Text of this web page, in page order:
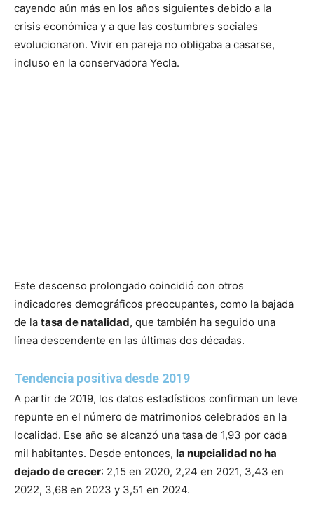
cayendo aún más en los años siguientes debido a la
crisis económica y a que las costumbres sociales
evolucionaron. Vivir en pareja no obligaba a casarse,
incluso en la conservadora Yecla.
Este descenso prolongado coincidió con otros
indicadores demográficos preocupantes, como la bajada
de la tasa de natalidad, que también ha seguido una
línea descendente en las últimas dos décadas.
Tendencia positiva desde 2019
A partir de 2019, los datos estadísticos confirman un leve
repunte en el número de matrimonios celebrados en la
localidad. Ese año se alcanzó una tasa de 1,93 por cada
mil habitantes. Desde entonces, la nupcialidad no ha
dejado de crecer: 2,15 en 2020, 2,24 en 2021, 3,43 en
2022, 3,68 en 2023 y 3,51 en 2024.